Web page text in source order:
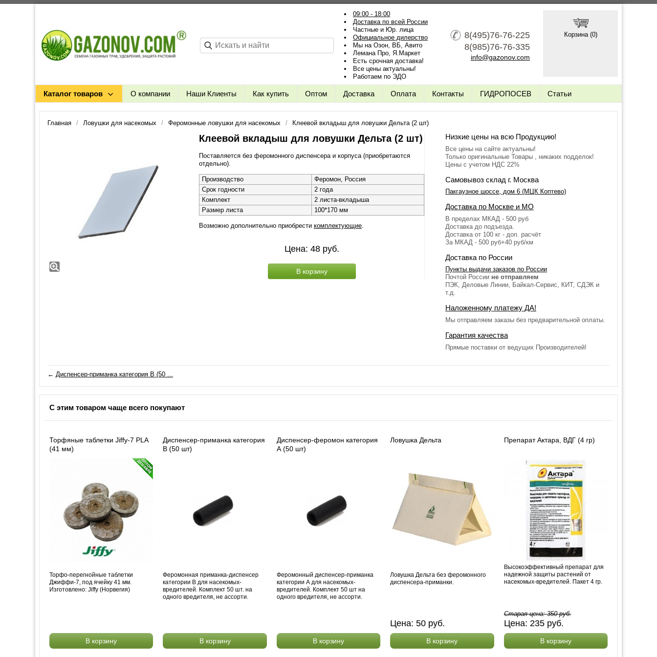
09:00 - 18:00
Доставка по всей России
Частные и Юр. лица
Официальное дилерство
Мы на Озон, ВБ, Авито
Лемана Про, Я.Маркет
Есть срочная доставка!
Все цены актуальны!
Работаем по ЭДО
8(495)76-76-225
8(985)76-76-335
info@gazonov.com
Корзина (0)
Каталог товаров О компании Наши Клиенты Как купить Оптом Доставка Оплата Контакты ГИДРОПОСЕВ Статьи
Главная Ловушки для насекомых Феромонные ловушки для насекомых Клеевой вкладыш для ловушки Дельта (2 шт)
Клеевой вкладыш для ловушки Дельта (2 шт)
Поставляется без феромонного диспенсера и корпуса (приобретаются
отдельно).
Производство
Феромон, Россия
Срок годности
2 года
Комплект
2 листа-вкладыша
Размер листа
100*170 мм
Возможно дополнительно приобрести комплектующие.
Цена: 48руб.
В корзину
Низкие цены на всю Продукцию!
Все цены на сайте актуальны!
Только оригинальные Товары , никаких подделок!
Цены с учетом НДС 22%
Самовывоз склад г. Москва
Пакгаузное шоссе, дом 6 (МЦК Коптево)
Доставка по Москве и МО
В пределах МКАД - 500 руб
Доставка до подъезда.
Доставка от 100 кг - доп. расчёт
За МКАД - 500 руб+40 руб/км
Доставка по России
Пункты выдачи заказов по России
Почтой России не отправляем
ПЭК, Деловые Линии, Байкал-Сервис, КИТ, СДЭК и
т.д.
Наложенному платежу ДА!
Мы отправляем заказы без предварительной оплаты.
Гарантия качества
Прямые поставки от ведущих Производителей!
← Диспенсер-приманка категория B (50 ...
С этим товаром чаще всего покупают
Торфяные таблетки Jiffy-7 PLA
(41 мм)
Торфо-перегнойные таблетки
Джиффи-7, под ячейку 41 мм.
Изготовлено: Jiffy (Норвегия)
В корзину
Диспенсер-приманка категория
B (50 шт)
Феромонная приманка-диспенсер
категории B для насекомых-
вредителей. Комплект 50 шт. на
одного вредителя, не ассорти.
В корзину
Диспенсер-феромон категория
А (50 шт)
Феромонный диспенсер-приманка
категории А для насекомых-
вредителей. Комплект 50 шт на
одного вредителя, не ассорти.
В корзину
Ловушка Дельта
Ловушка Дельта без феромонного
диспенсера-приманки.
Цена:50 руб.
В корзину
Препарат Актара, ВДГ (4 гр)
Высокоэффективный препарат для
надежной защиты растений от
насекомых-вредителей. Пакет 4 гр.
Старая цена:350руб.
Цена: 235руб.
В корзину